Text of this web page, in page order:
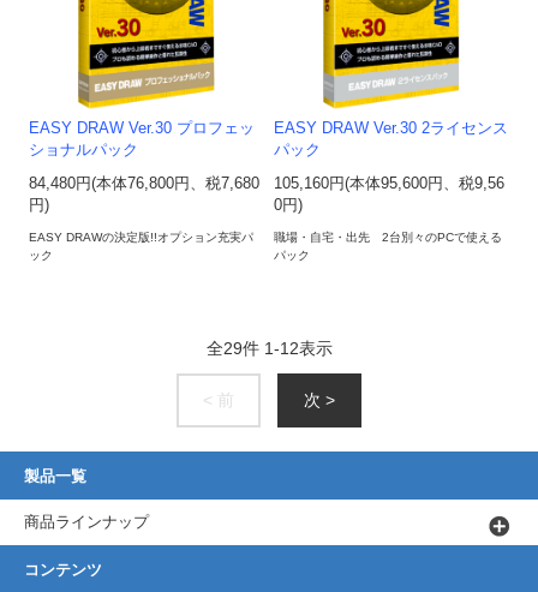
EASY DRAW Ver.30 プロフェッ
ショナルパック
84,480円(本体76,800円、税7,680
円)
EASY DRAWの決定版!!オプション充実パ
ック
EASY DRAW Ver.30 2ライセンス
パック
105,160円(本体95,600円、税9,56
0円)
職場・自宅・出先 2台別々のPCで使える
パック
全29件 1-12表示
< 前 次 >
製品一覧
商品ラインナップ
コンテンツ